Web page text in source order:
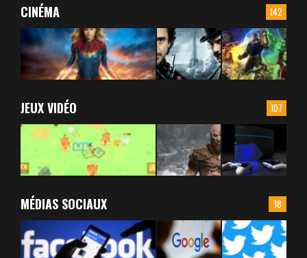
142
CINÉMA
107
JEUX VIDÉO
18
MÉDIAS SOCIAUX